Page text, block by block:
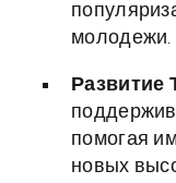
молодежи.
Развитие
помогая
новых